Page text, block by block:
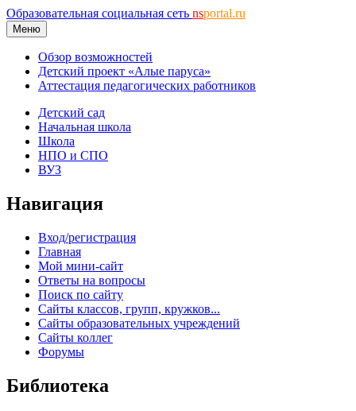
Образовательная социальная сеть nsportal.ru
Меню
Обзор возможностей
Детский проект «Алые паруса»
Аттестация педагогических работников
Детский сад
Начальная школа
Школа
НПО и СПО
ВУЗ
Навигация
Вход/регистрация
Главная
Мой мини-сайт
Ответы на вопросы
Поиск по сайту
Сайты классов, групп, кружков...
Сайты образовательных учреждений
Сайты коллег
Форумы
Библиотека